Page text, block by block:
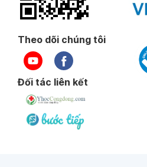
Theo dõi chúng tôi
Đối tác liên kết